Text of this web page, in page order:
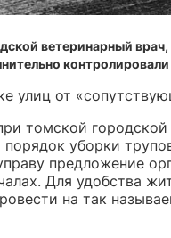
ветеринарный
контролировали
улиц от
томской городской
уборки
предложение
Для удобства
на так